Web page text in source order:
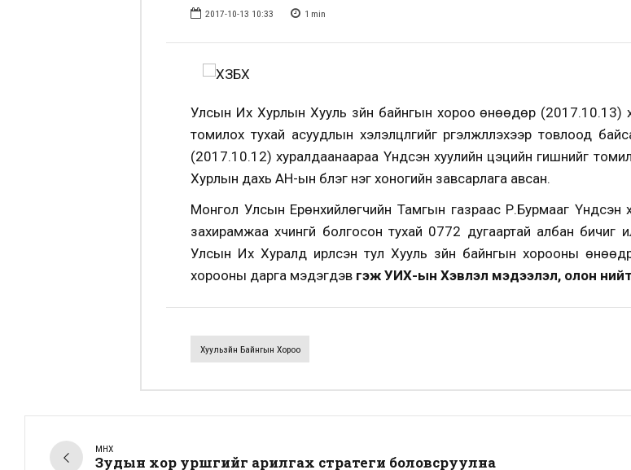
2017-10-13 10:33 1 min
Улсын Их Хурлын Хууль зүйн байнгын хороо өнөөдөр (2017.10.13)
томилох тухай асуудлын хэлэлцүүлгийг үргэлжлүүлэхээр товлоод
(2017.10.12) хуралдаанаараа Үндсэн хуулийн цэцийн гишүүнийг
Хурлын дахь АН-ын бүлэг нэг хоногийн завсарлага авсан.
Монгол Улсын Ерөнхийлөгчийн Тамгын газраас Р.Бурмааг Үндсэн
захирамжаа хүчингүй болгосон тухай 0772 дугаартай албан бичиг
Улсын Их Хуралд ирүүлсэн тул Хууль зүйн байнгын хорооны
хорооны дарга мэдэгдэв гэж УИХ-ын Хэвлэл мэдээлэл, олон
Хуульзүйн Байнгын Хороо
ӨМНӨХ
Зудын хор уршгийг арилгах стратеги боловсруулна